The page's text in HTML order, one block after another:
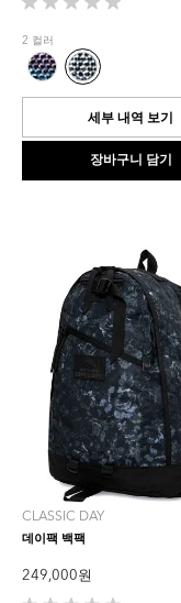
별
5
개
중
0.0
입
다.
2 컬러
세부 내역 보기
장바구니 담기
CLASSIC DAY
데이팩 백팩
249,000 원